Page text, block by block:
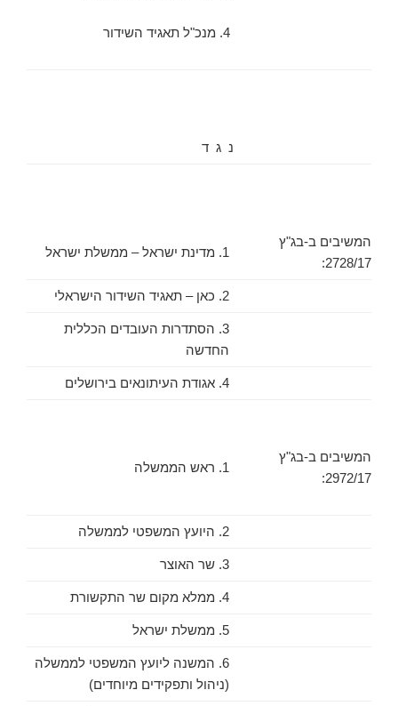
4. מנכ"ל תאגיד השידור
נ ג ד
המשיבים ב-בג"ץ
2728/17:
1. מדינת ישראל – ממשלת ישראל
2. כאן – תאגיד השידור הישראלי
3. הסתדרות העובדים הכללית
החדשה
4. אגודת העיתונאים בירושלים
המשיבים ב-בג"ץ
2972/17:
1. ראש הממשלה
2. היועץ המשפטי לממשלה
3. שר האוצר
4. ממלא מקום שר התקשורת
5. ממשלת ישראל
6. המשנה ליועץ המשפטי לממשלה
(ניהול ותפקידים מיוחדים)